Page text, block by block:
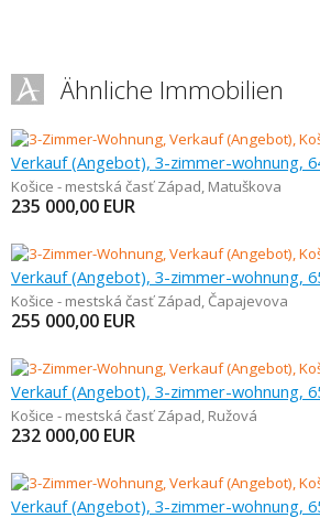
Ähnliche Immobilien
Verkauf (Angebot), 3-zimmer-wohnung,
Košice - mestská časť Západ, Matuškova
235 000,00 EUR
Verkauf (Angebot), 3-zimmer-wohnung,
Košice - mestská časť Západ, Čapajevova
255 000,00 EUR
Verkauf (Angebot), 3-zimmer-wohnung,
Košice - mestská časť Západ, Ružová
232 000,00 EUR
Verkauf (Angebot), 3-zimmer-wohnung,